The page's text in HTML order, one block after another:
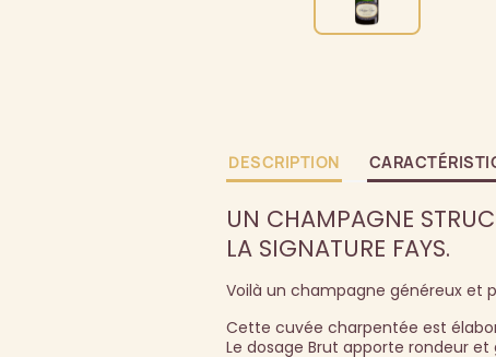
DESCRIPTION
UN CHAMPAGNE
LA SIGNATURE FAYS.
Voilà un champagne généreux et
Cette cuvée charpentée est
Le dosage Brut apporte rondeur